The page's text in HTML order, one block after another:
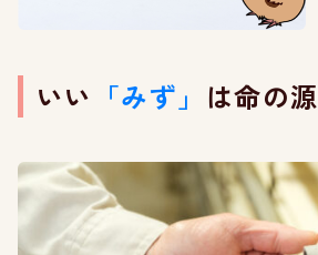
いい 「みず」 は命の源